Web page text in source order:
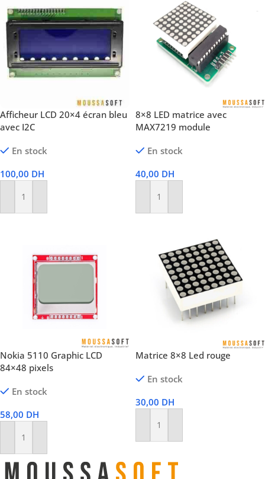
Afficheur LCD 20×4 écran bleu
avec I2C
En stock
100,00 DH
Ajouter Au Panier
8×8 LED matrice avec
MAX7219 module
En stock
40,00 DH
Ajouter Au Panier
Nokia 5110 Graphic LCD
84×48 pixels
En stock
58,00 DH
Ajouter Au Panier
Matrice 8×8 Led rouge
En stock
30,00 DH
Ajouter Au Panier